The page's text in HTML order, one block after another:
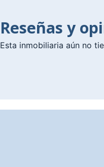
Reseñas y
Esta inmobiliaria aún no